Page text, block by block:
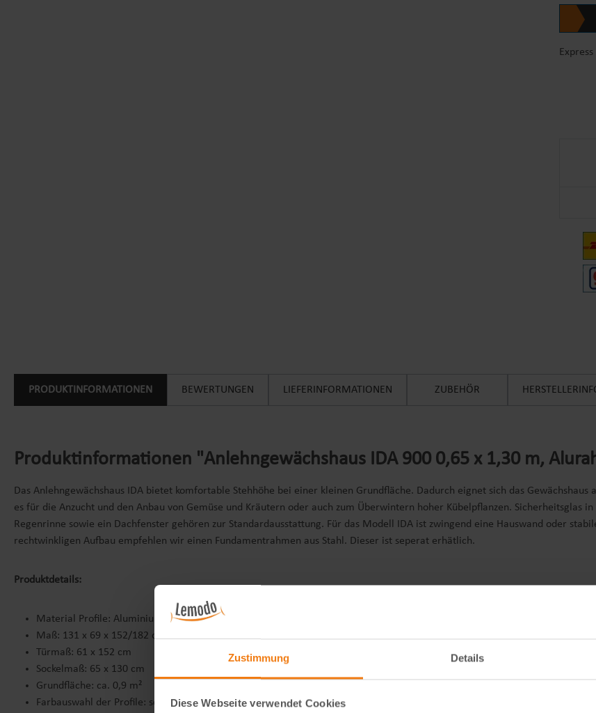
Zustimmung Details
Diese Webseite verwendet Cookies
PRODUKTINFORMATIONEN BEWERTUNGEN LIEFERINFORMATIONEN ZUBEHÖR
Produktinformationen "Anlehngewächshaus IDA 900 0,65 x 1,30 m,
Das Anlehngewächshaus IDA bietet komfortable Stehhöhe bei einer kleinen Grundfläche. Dadurch eignet sich das
es für die Anzucht und den Anbau von Gemüse und Kräutern oder auch zum Überwintern hoher Kübelpflanzen. Sicherheitsglas
Regenrinne sowie ein Dachfenster gehören zur Standardausstattung. Für das Modell IDA ist zwingend eine Hauswand oder
rechtwinkligen Aufbau empfehlen wir einen Fundamentrahmen aus Stahl. Dieser ist seperat erhätlich.
Produktdetails:
Material Profile: Aluminium eloxiert, pulverbeschichtet
Maß: 131 x 69 x 152/182 cm (B x T x H)
Türmaß: 61 x 152 cm
Sockelmaß: 65 x 130 cm
Grundfläche: ca. 0,9 m²
Farbauswahl der Profile: schwarz